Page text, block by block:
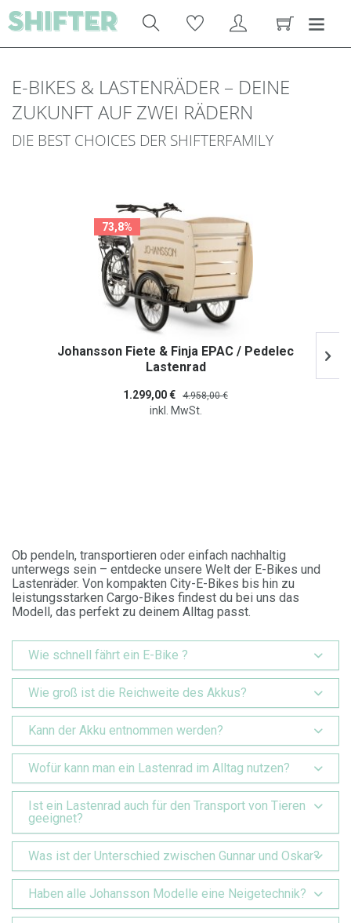
E-BIKES & LASTENRÄDER – DEINE
ZUKUNFT AUF ZWEI RÄDERN
DIE BEST CHOICES DER SHIFTERFAMILY
73,8%
Johansson Fiete & Finja EPAC / Pedelec
Lastenrad
1.299,00 € 4.958,00 €
inkl. MwSt.
Ob pendeln, transportieren oder einfach nachhaltig
unterwegs sein – entdecke unsere Welt der E-Bikes und
Lastenräder. Von kompakten City-E-Bikes bis hin zu
leistungsstarken Cargo-Bikes findest du bei uns das
Modell, das perfekt zu deinem Alltag passt.
Wie schnell fährt ein E-Bike ?
Wie groß ist die Reichweite des Akkus?
Kann der Akku entnommen werden?
Wofür kann man ein Lastenrad im Alltag nutzen?
Ist ein Lastenrad auch für den Transport von Tieren
geeignet?
Was ist der Unterschied zwischen Gunnar und Oskar?
Haben alle Johansson Modelle eine Neigetechnik?